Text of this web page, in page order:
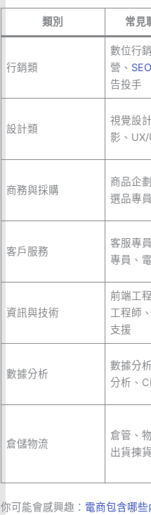
類別 常見
行銷類
數位行
營、
告投手
設計類
視覺設
影、
商務與採購
商品企
選品專員
客戶服務
客服專
專員、
資訊與技術
前端工
工程師
支援
數據分析
數據分
分析、
倉儲物流
倉管、
出貨揀
你可能會感興趣： 電商包含哪